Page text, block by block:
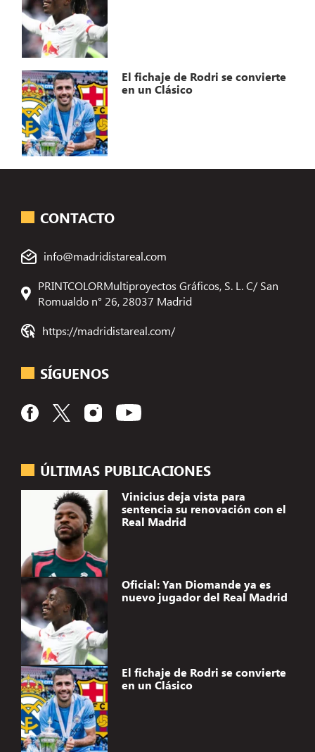
El fichaje de Rodri se convierte
en un Clásico
ÚLTIMAS PUBLICACIONES
Vinicius deja vista para
sentencia su renovación con el
Real Madrid
Oficial: Yan Diomande ya es
nuevo jugador del Real Madrid
El fichaje de Rodri se convierte
en un Clásico
CONTACTO
info@madridistareal.com
PRINTCOLORMultiproyectos Gráficos, S. L. C/ San
Romualdo n° 26, 28037 Madrid
https://madridistareal.com/
SÍGUENOS